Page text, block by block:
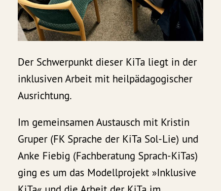
Der Schwerpunkt dieser KiTa liegt in der
inklusiven Arbeit mit heilpädagogischer
Ausrichtung.
Im gemeinsamen Austausch mit Kristin
Gruper (FK Sprache der KiTa Sol-Lie) und
Anke Fiebig (Fachberatung Sprach-KiTas)
ging es um das Modellprojekt »Inklusive